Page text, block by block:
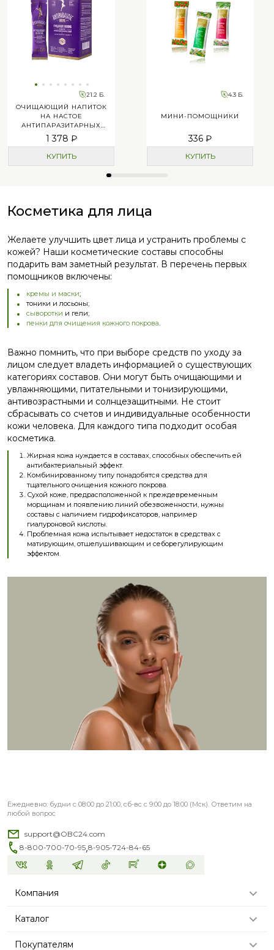
21.2 Б.
ОЧИЩАЮЩИЙ НАПИТОК
НА НАСТОЕ
АНТИПАРАЗИТАРНЫХ
РАСТЕНИЙ
1 378 ₽
КУПИТЬ
4.3 Б.
МИНИ-ПОМОЩНИКИ
336 ₽
КУПИТЬ
Косметика для лица
Желаете улучшить цвет лица и устранить проблемы с
кожей? Наши косметические составы способны
подарить вам заметный результат. В перечень первых
помощников включены:
кремы и маски;
тоники и лосьоны;
сыворотки и гели;
пенки для очищения кожного покрова.
Важно помнить, что при выборе средств по уходу за
лицом следует владеть информацией о существующих
категориях составов. Они могут быть очищающими и
увлажняющими, питательными и тонизирующими,
антивозрастными и солнцезащитными. Не стоит
сбрасывать со счетов и индивидуальные особенности
кожи человека. Для каждого типа подходит особая
косметика.
Жирная кожа нуждается в составах, способных обеспечить ей
антибактериальный эффект.
Комбинированному типу понадобятся средства для
тщательного очищения кожного покрова.
Сухой коже, предрасположенной к преждевременным
морщинам и появлению линий обезвоженности, нужны
составы с наличием гидрофиксаторов, например
гиалуроновой кислоты.
Проблемная кожа испытывает недостаток в средствах с
матирующим, отшелушивающим и себорегулирующим
эффектом.
Ежедневно: будни с 08:00 до 21:00, сб-вс с 9:00 до 18:00 (Мск). Ответим на
любой вопрос
support@OBC24.com
8-800-700-70-95,8-905-724-84-65
Компания
Каталог
Покупателям